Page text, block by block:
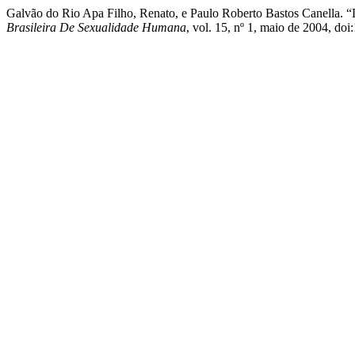
Galvão do Rio Apa Filho, Renato, e Paulo Roberto Bastos
Brasileira De Sexualidade Humana, vol. 15, nº 1, maio de 2004,